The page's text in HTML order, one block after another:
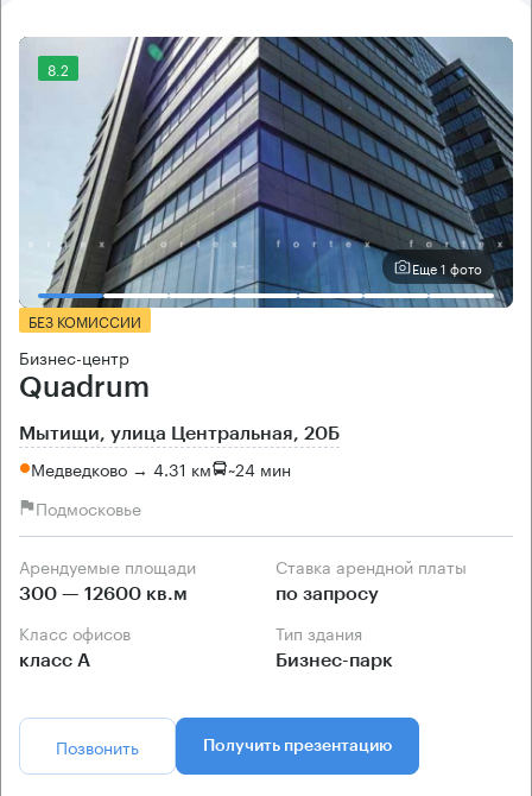
8.2
Еще 1 фото
БЕЗ КОМИССИИ
Бизнес-центр
Quadrum
Мытищи, улица Центральная, 20Б
Медведково → 4.31 км ~24 мин
Подмосковье
Арендуемые площади
300 — 12600 кв.м
Ставка арендной платы
по запросу
Класс офисов
класс А
Тип здания
Бизнес-парк
Позвонить Получить презентацию